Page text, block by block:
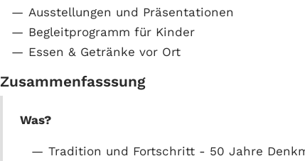
Ausstellungen und Präsentationen
Begleitprogramm für Kinder
Essen & Getränke vor Ort
Zusammenfasssung
Was?
Tradition und Fortschritt - 50 Jahre